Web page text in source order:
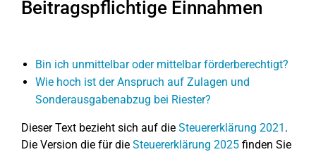
Beitragspflichtige Einnahmen
Bin ich unmittelbar oder mittelbar förderberechtigt?
Wie hoch ist der Anspruch auf Zulagen und
Sonderausgabenabzug bei Riester?
Dieser Text bezieht sich auf die Steuererklärung 2021 .
Die Version die für die Steuererklärung 2025 finden Sie